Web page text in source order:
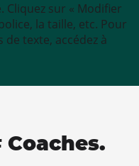
Cliquez sur « Modifier
la taille, etc. Pour
texte, accédez à